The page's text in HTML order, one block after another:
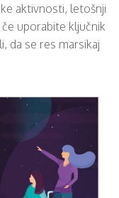
aktivnosti, letošnji
če uporabite ključnik
da se res marsikaj